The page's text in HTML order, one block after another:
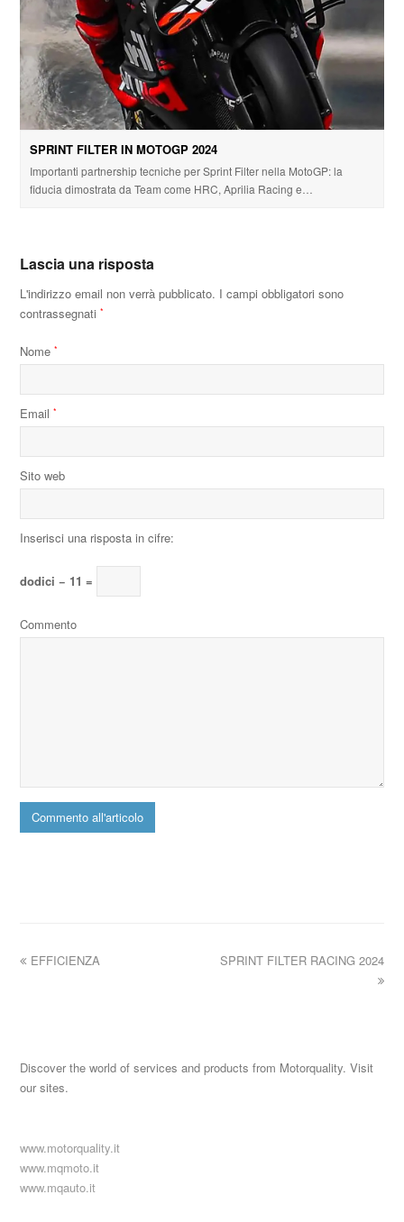
SPRINT FILTER IN MOTOGP 2024
Importanti partnership tecniche per Sprint Filter nella MotoGP: la
fiducia dimostrata da Team come HRC, Aprilia Racing e…
Lascia una risposta
L'indirizzo email non verrà pubblicato. I campi obbligatori sono
contrassegnati*
Nome*
Email*
Sito web
Inserisci una risposta in cifre:
dodici − 11 =
Commento
SPRINT FILTER RACING 2024
EFFICIENZA
Discover the world of services and products from Motorquality. Visit
our sites.
www.motorquality.it
www.mqmoto.it
www.mqauto.it